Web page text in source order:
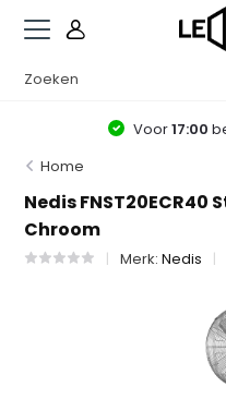
Voor17:00
Home
Nedis
Chroom
Merk:Nedis